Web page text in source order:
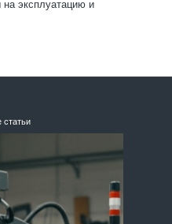
эксплуатацию и
статьи